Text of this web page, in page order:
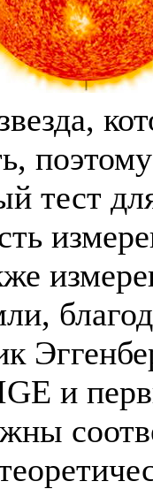
тест
и